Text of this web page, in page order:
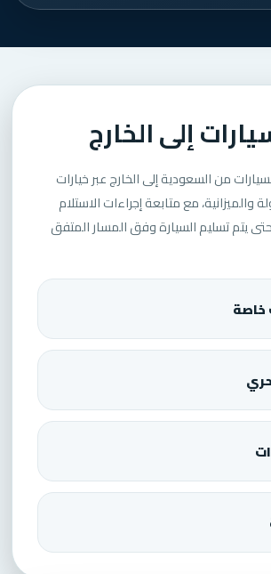
إلى الخارج
من السعودية إلى الخارج عبر خيارات
مع متابعة إجراءات الاستلام
يتم تسليم السيارة وفق المسار المتفق
خاصة